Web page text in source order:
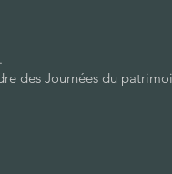
des Journées du